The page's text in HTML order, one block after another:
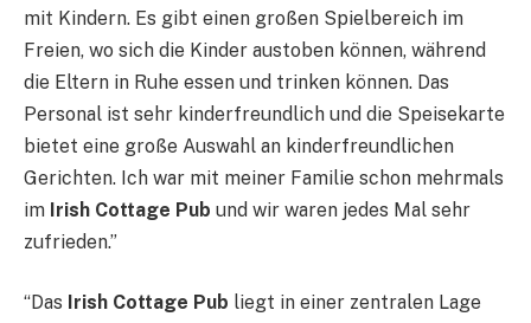
mit Kindern. Es gibt einen großen Spielbereich im
Freien, wo sich die Kinder austoben können, während
die Eltern in Ruhe essen und trinken können. Das
Personal ist sehr kinderfreundlich und die Speisekarte
bietet eine große Auswahl an kinderfreundlichen
Gerichten. Ich war mit meiner Familie schon mehrmals
im Irish Cottage Pub und wir waren jedes Mal sehr
zufrieden.”
“Das Irish Cottage Pub liegt in einer zentralen Lage